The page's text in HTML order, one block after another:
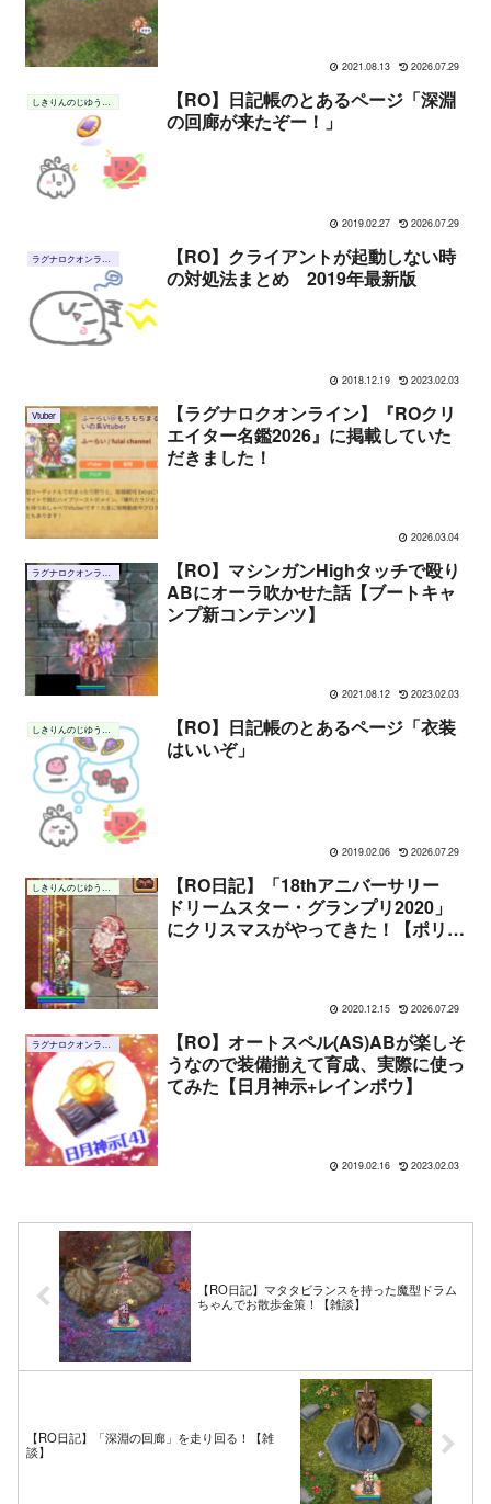
2021.08.13 2026.07.29
【RO】日記帳のとあるページ「深淵
の回廊が来たぞー！」
2019.02.27 2026.07.29
【RO】クライアントが起動しない時
の対処法まとめ 2019年最新版
2018.12.19 2023.02.03
Vtuber
【ラグナロクオンライン】『ROクリ
エイター名鑑2026』に掲載していた
だきました！
2026.03.04
【RO】マシンガンHighタッチで殴り
ABにオーラ吹かせた話【ブートキャ
ンプ新コンテンツ】
2021.08.12 2023.02.03
しきりんのじゆうちょう
【RO】日記帳のとあるページ「衣装
はいいぞ」
2019.02.06 2026.07.29
【RO日記】「18thアニバーサリー
ドリームスター・グランプリ2020」
にクリスマスがやってきた！【ポリン
2020.12.15 2026.07.29
【RO】オートスペル(AS)ABが楽しそ
うなので装備揃えて育成、実際に使っ
てみた【日月神示+レインボウ】
2019.02.16 2023.02.03
【RO日記】マタタビランスを持った魔型ドラム
ちゃんでお散歩金策！【雑談】
【RO日記】「深淵の回廊」を走り回る！【雑
談】